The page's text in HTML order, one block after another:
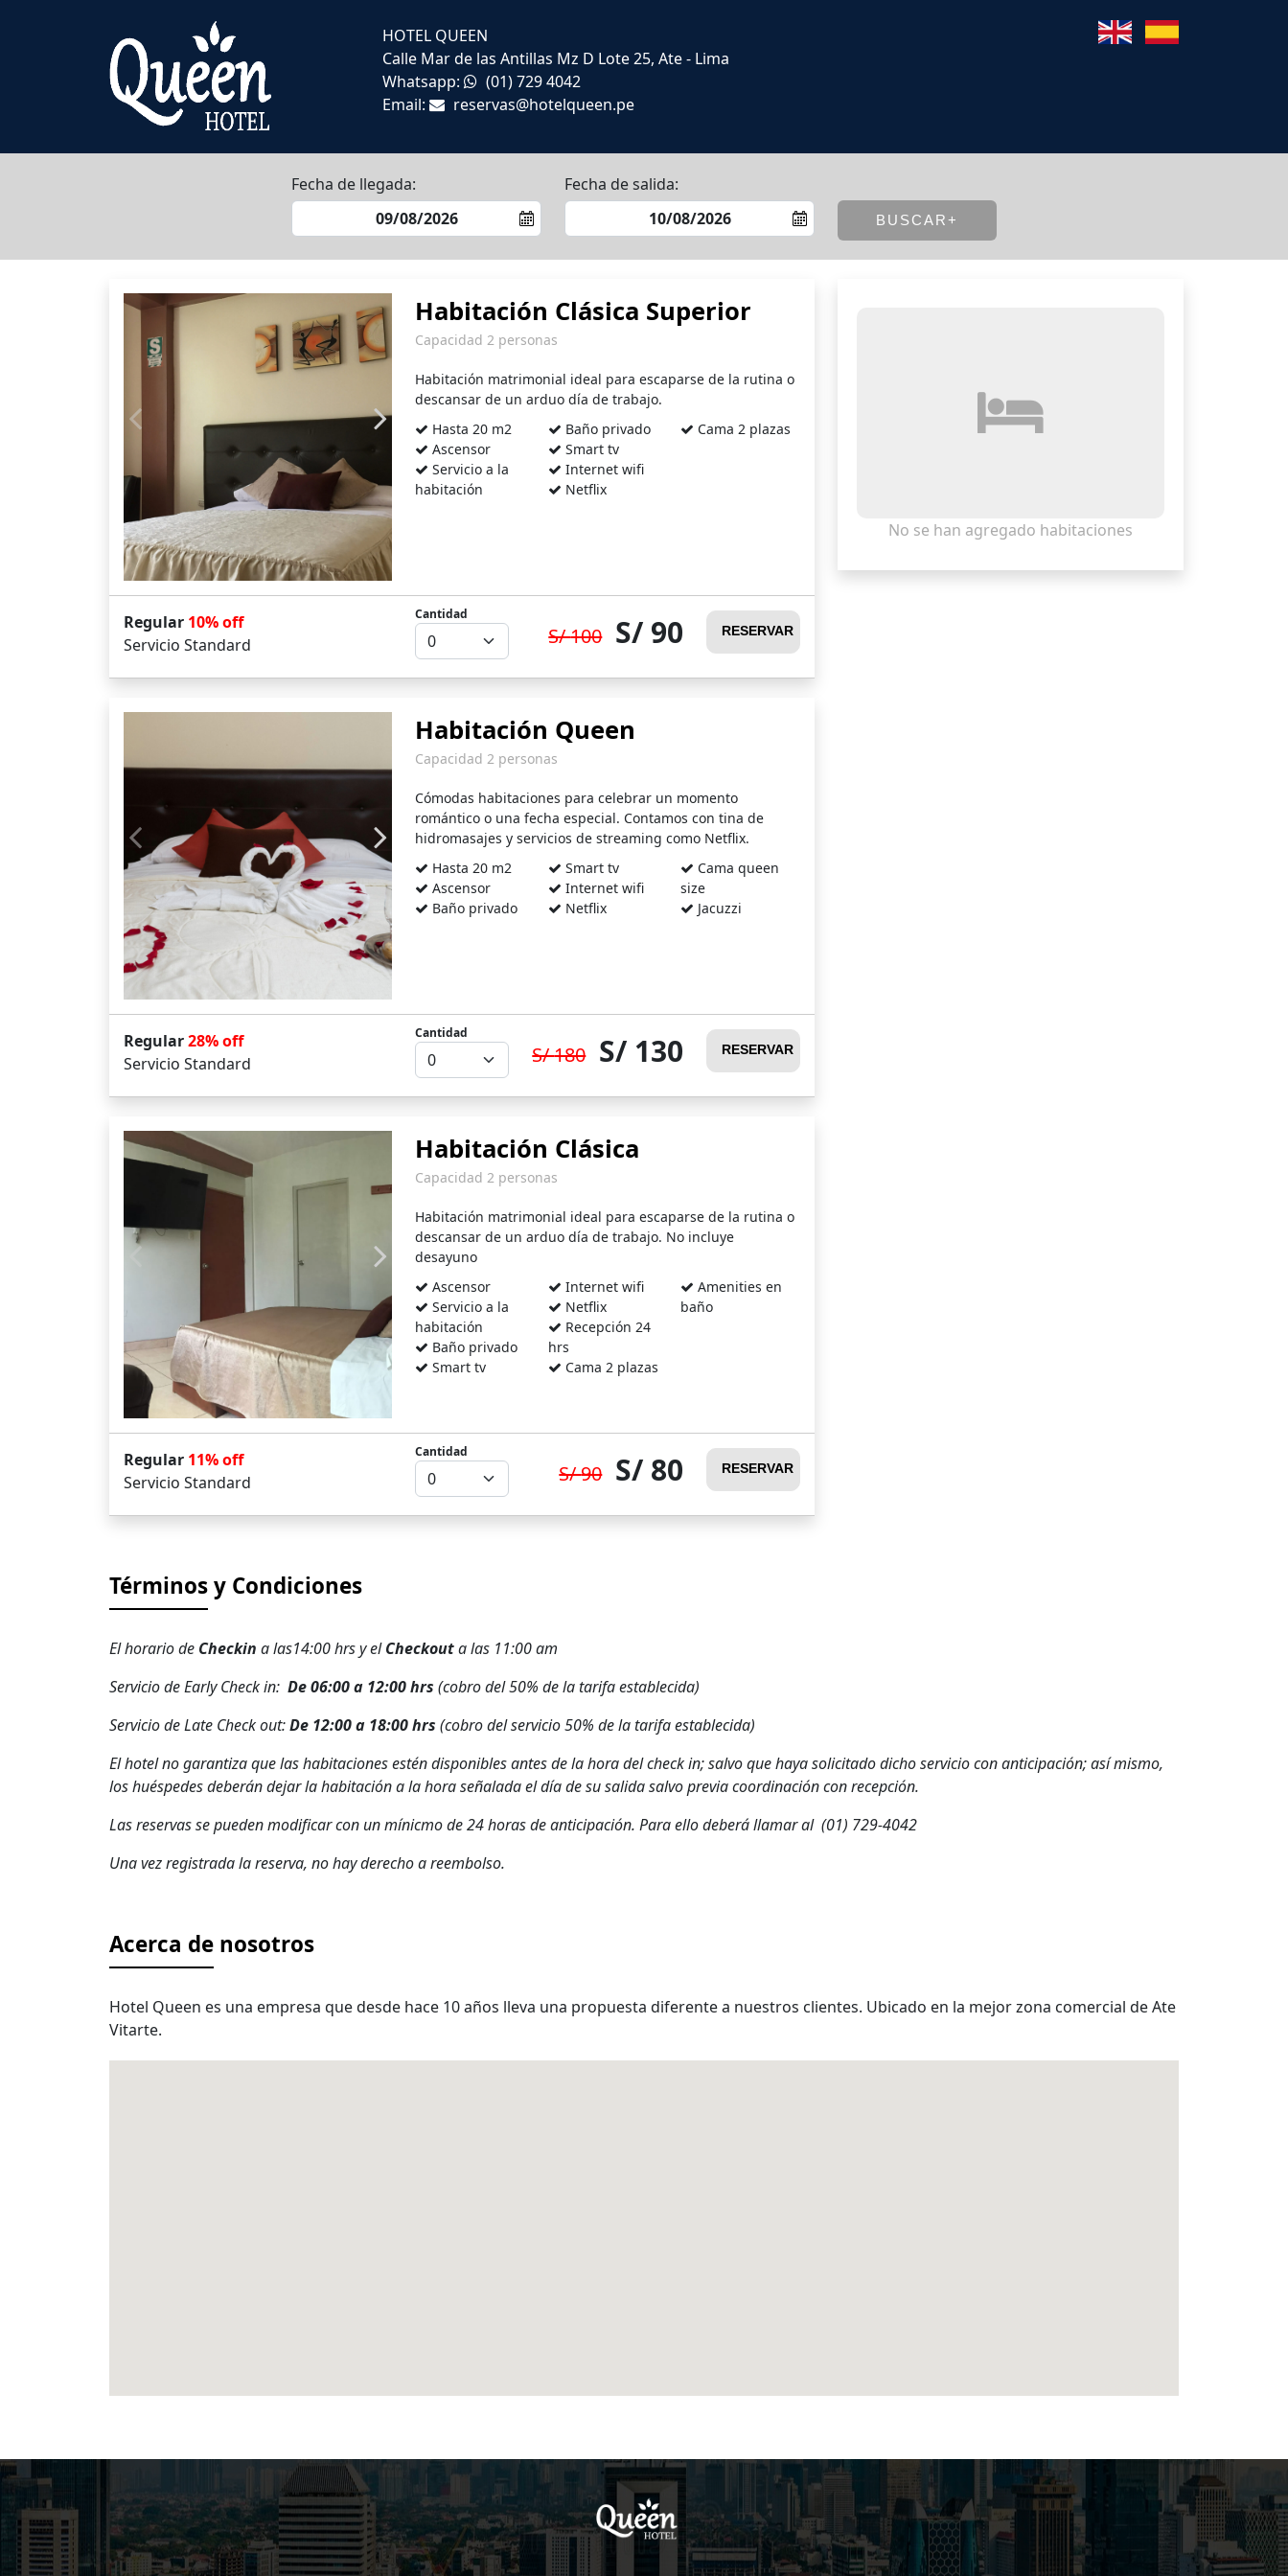
HOTEL QUEEN
Calle Mar de las Antillas Mz D Lote 25, Ate - Lima
Whatsapp:
(01) 729 4042
Email:
reservas@hotelqueen.pe
Fecha de llegada: Fecha de salida:
BUSCAR+
Habitación Clásica Superior
Capacidad 2 personas
Habitación matrimonial ideal para escaparse de la rutina o
descansar de un arduo día de trabajo.
Hasta 20 m2
Ascensor
Servicio a la
habitación
Baño privado
Smart tv
Internet wifi
Netflix
Cama 2 plazas
Regular 10% off
Servicio Standard
Cantidad
100 90 RESERVAR
Habitación Queen
Capacidad 2 personas
Cómodas habitaciones para celebrar un momento
romántico o una fecha especial. Contamos con tina de
hidromasajes y servicios de streaming como Netflix.
Hasta 20 m2
Ascensor
Baño privado
Smart tv
Internet wifi
Netflix
Cama queen
size
Jacuzzi
Regular28% off
Servicio Standard
Cantidad
180 130 RESERVAR
Habitación Clásica
Capacidad 2 personas
Habitación matrimonial ideal para escaparse de la rutina o
descansar de un arduo día de trabajo. No incluye
desayuno
Ascensor
Servicio a la
habitación
Baño privado
Smart tv
Internet wifi
Netflix
Recepción 24
hrs
Cama 2 plazas
Amenities en
baño
Regular 11% off
Servicio Standard
Cantidad
90 80 RESERVAR
No se han agregado habitaciones
Términosy Condiciones
El horario de Checkin a las14:00 hrs y elCheckouta las 11:00 am
Servicio de Early Check in: De 06:00 a 12:00 hrs (cobro del 50% de la tarifa establecida)
Servicio de Late Check out:De 12:00 a 18:00 hrs (cobro del servicio 50% de la tarifa establecida)
El hotel no garantiza que las habitaciones estén disponibles antes de la hora del check in; salvo que haya solicitado dicho servicio con anticipación; así mismo,
los huéspedes deberán dejar la habitación a la hora señalada el día de su salida salvo previa coordinación con recepción.
Las reservas se pueden modificar con un mínicmo de 24 horas de anticipación. Para ello deberá llamar al (01) 729-4042
Una vez registrada la reserva, no hay derecho a reembolso.
Acerca de nosotros
Hotel Queen es una empresa que desde hace 10 años lleva una propuesta diferente a nuestros clientes. Ubicado en la mejor zona comercial de Ate
Vitarte.